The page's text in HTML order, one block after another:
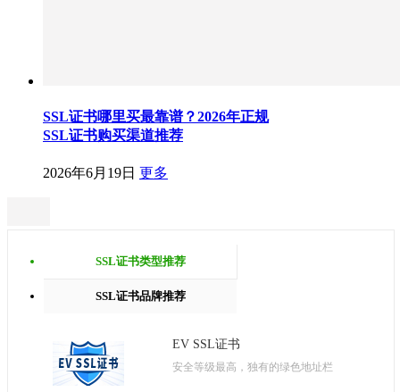
SSL证书哪里买最靠谱？2026年正规
SSL证书购买渠道推荐
2026年6月19日 更多
SSL证书类型推荐
SSL证书品牌推荐
EV SSL证书
安全等级最高，独有的绿色地址栏